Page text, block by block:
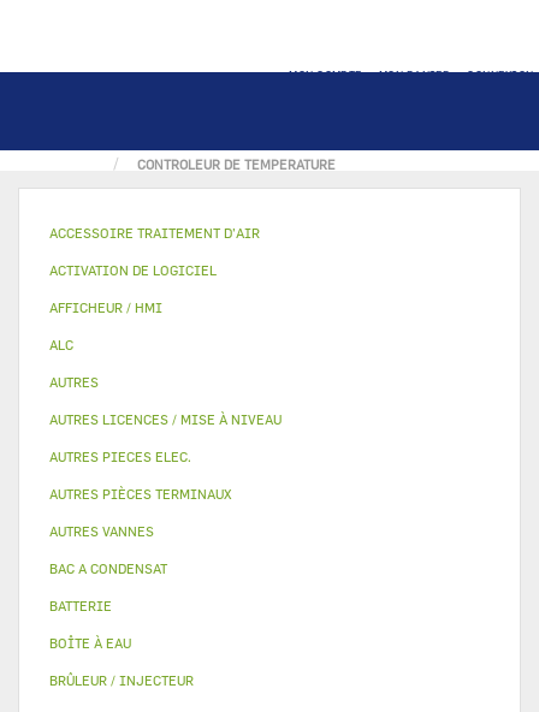
MON COMPTE MON PANIER CONNEXION
CONTROLEUR DE TEMPERATURE
ACCESSOIRE TRAITEMENT D’AIR
ACTIVATION DE LOGICIEL
AFFICHEUR / HMI
ALC
AUTRES
AUTRES LICENCES / MISE À NIVEAU
AUTRES PIECES ELEC.
AUTRES PIÈCES TERMINAUX
AUTRES VANNES
BAC A CONDENSAT
BATTERIE
BOÎTE À EAU
BRÛLEUR / INJECTEUR